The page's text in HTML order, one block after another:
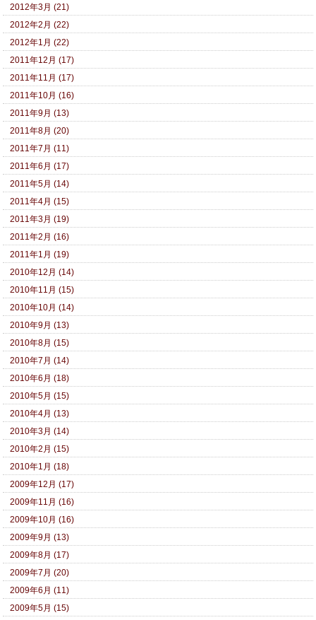
2012年3月 (21)
2012年2月 (22)
2012年1月 (22)
2011年12月 (17)
2011年11月 (17)
2011年10月 (16)
2011年9月 (13)
2011年8月 (20)
2011年7月 (11)
2011年6月 (17)
2011年5月 (14)
2011年4月 (15)
2011年3月 (19)
2011年2月 (16)
2011年1月 (19)
2010年12月 (14)
2010年11月 (15)
2010年10月 (14)
2010年9月 (13)
2010年8月 (15)
2010年7月 (14)
2010年6月 (18)
2010年5月 (15)
2010年4月 (13)
2010年3月 (14)
2010年2月 (15)
2010年1月 (18)
2009年12月 (17)
2009年11月 (16)
2009年10月 (16)
2009年9月 (13)
2009年8月 (17)
2009年7月 (20)
2009年6月 (11)
2009年5月 (15)